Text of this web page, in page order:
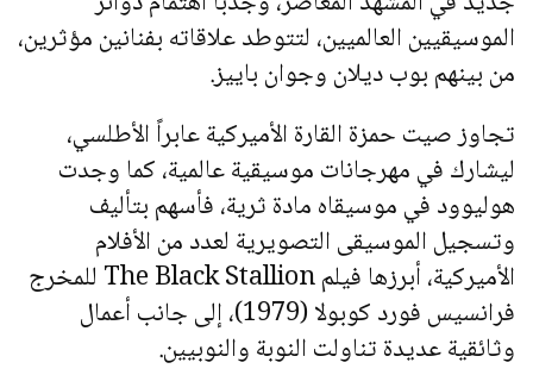
الموسيقيين العالميين، لتتوطد علاقاته بفنانين مؤثرين،
من بينهم بوب ديلان وجوان باييز.
تجاوز صيت حمزة القارة الأميركية عابراً الأطلسي،
ليشارك في مهرجانات موسيقية عالمية، كما وجدت
هوليوود في موسيقاه مادة ثرية، فأسهم بتأليف
وتسجيل الموسيقى التصويرية لعدد من الأفلام
الأميركية، أبرزها فيلم The Black Stallion للمخرج
فرانسيس فورد كوبولا (1979)، إلى جانب أعمال
وثائقية عديدة تناولت النوبة والنوبيين.